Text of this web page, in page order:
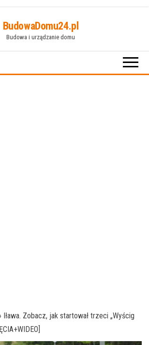
BudowaDomu24.pl
Budowa i urządzanie domu
Iława. Zobacz, jak startował trzeci „Wyścig